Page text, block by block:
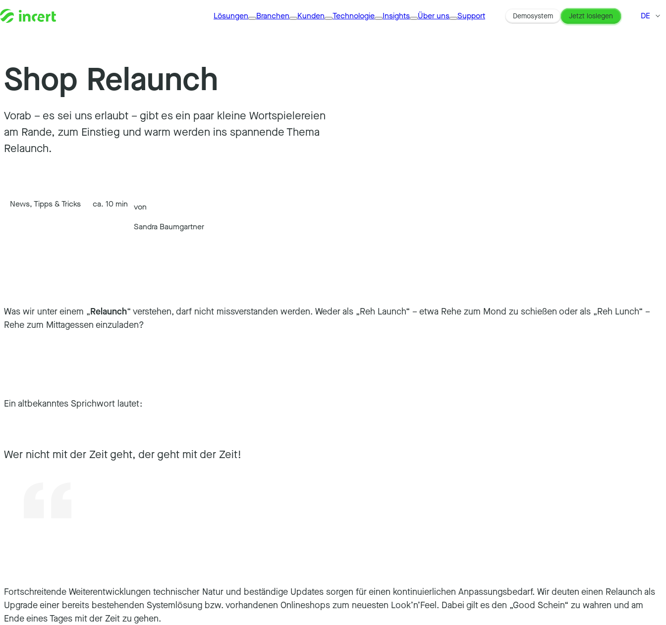
Zum Inhalt springen
Lösungen Branchen Kunden Technologie Insights Über uns Support Demosystem Jetzt loslegen DE
Shop Relaunch
Vorab – es sei uns erlaubt – gibt es ein paar kleine Wortspielereien
am Rande, zum Einstieg und warm werden ins spannende Thema
Relaunch.
News, Tipps & Tricks ca. 10 min
von
Sandra Baumgartner
Was wir unter einem „Relaunch“ verstehen, darf nicht missverstanden werden. Weder als „Reh Launch“ – etwa Rehe zum Mond zu schießen oder als „Reh Lunch“ –
Rehe zum Mittagessen einzuladen?
Ein altbekanntes Sprichwort lautet:
Wer nicht mit der Zeit geht, der geht mit der Zeit!
Fortschreitende Weiterentwicklungen technischer Natur und beständige Updates sorgen für einen kontinuierlichen Anpassungsbedarf. Wir deuten einen Relaunch als
Upgrade einer bereits bestehenden Systemlösung bzw. vorhandenen Onlineshops zum neuesten Look’n’Feel. Dabei gilt es den „Good Schein“ zu wahren und am
Ende eines Tages mit der Zeit zu gehen.